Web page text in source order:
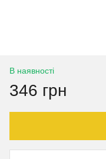
В наявності
346 грн